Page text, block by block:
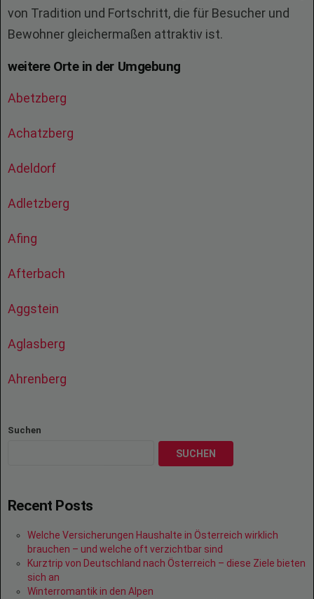
von Tradition und Fortschritt, die für Besucher und
Bewohner gleichermaßen attraktiv ist.
weitere Orte in der Umgebung
Abetzberg
Achatzberg
Adeldorf
Adletzberg
Afing
Afterbach
Aggstein
Aglasberg
Ahrenberg
Suchen
SUCHEN
Recent Posts
Welche Versicherungen Haushalte in Österreich wirklich
brauchen – und welche oft verzichtbar sind
Kurztrip von Deutschland nach Österreich – diese Ziele bieten
sich an
Winterromantik in den Alpen